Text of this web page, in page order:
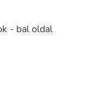
- bal oldal